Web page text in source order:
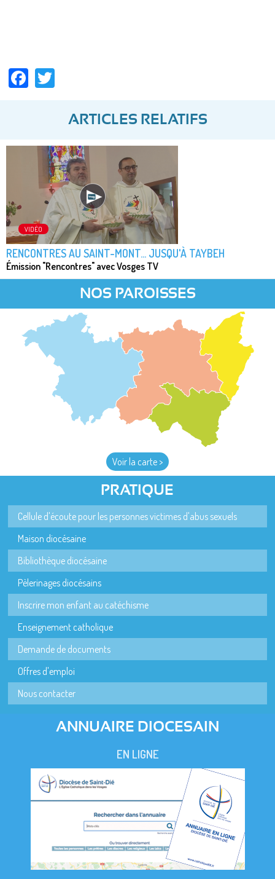
Facebook
ARTICLES RELATIFS
VIDÉO
RENCONTRES AU SAINT-MONT... JUSQU'À TAYBEH
Émission "Rencontres" avec Vosges TV
NOS PAROISSES
Voir la carte >
PRATIQUE
Cellule d'écoute pour les personnes victimes d'abus sexuels
Maison diocésaine
Bibliothèque diocésaine
Pèlerinages diocésains
Inscrire mon enfant au catéchisme
Enseignement catholique
Demande de documents
Offres d'emploi
Nous contacter
ANNUAIRE DIOCESAIN
EN LIGNE